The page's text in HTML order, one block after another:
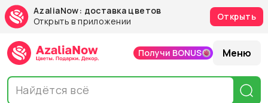
AzaliaNow: доставка цветов
Открыть в приложении
Открыть
Получи BONUS Меню